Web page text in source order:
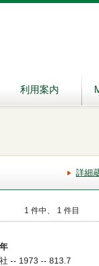
利用案内
詳細
1 件中、 1 件目
-- 1973 -- 813.7